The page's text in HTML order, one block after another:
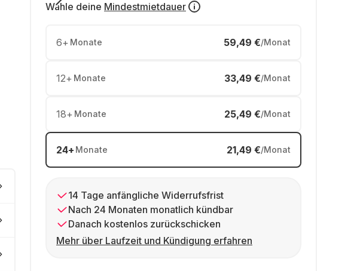
Wähle deine Mindestmietdauer
6+ Monate 59,49 €/Monat
12+ Monate 33,49 €/Monat
18+ Monate 25,49 €/Monat
24+ Monate 21,49 €/Monat
14 Tage anfängliche Widerrufsfrist
Nach 24 Monaten monatlich kündbar
Danach kostenlos zurückschicken
Mehr über Laufzeit und Kündigung erfahren